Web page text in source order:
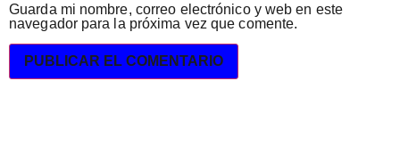
Guarda mi nombre, correo electrónico y web en este
navegador para la próxima vez que comente.